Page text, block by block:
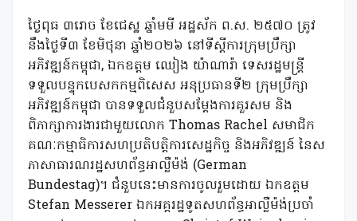
ថ្ងៃពុធ ៣រោច ខែជេស្ឋ ឆ្នាំមមី អដ្ឋស័ក ព.ស. ២៥៧០ ត្រូវ
នឹងថ្ងៃទី៣ ខែមិថុនា ឆ្នាំ២០២៦ នៅទីស្តីការក្រុមប្រឹក្សា
អភិវឌ្ឍន៍កម្ពុជា, ឯកឧត្តម ឈៀង យ៉ាណារ៉ា ទេសរដ្ឋមន្ត្រី
ទទួលបន្ទុកបេសកកម្មពិសេស អនុប្រធានទី២ ក្រុមប្រឹក្សា
អភិវឌ្ឍន៍កម្ពុជា បានទទួលជំនួបសម្ដែងការគួរសម និង
ពិភាក្សាការងារជាមួយលោក Thomas Rachel សមាជិក
គណៈកម្មាធិការសហប្រតិបត្តិការសេដ្ឋកិច្ច និងអភិវឌ្ឍន៍ នៃស
ភាសាធារណរដ្ឋសហព័ន្ធអាល្លឺម៉ង់ (German
Bundestag)។ ជំនួបនេះមានការចូលរួមដោយ ឯកឧត្តម
Stefan Messerer ឯកអគ្គរដ្ឋទូតសហព័ន្ធអាល្លឺម៉ង់ប្រចាំ